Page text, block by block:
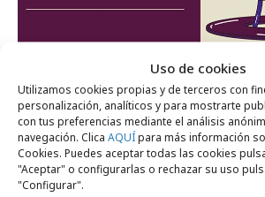
Uso de cookies
Utilizamos cookies propias y de terceros con
personalización, analíticos y para mostrarte
con tus preferencias mediante el análisis
navegación. Clica AQUÍpara más información
Cookies. Puedes aceptar todas las cookies
"Aceptar" o configurarlas o rechazar su uso
"Configurar".
Los Siete Pecados Capitales
Content
Formación y estudios